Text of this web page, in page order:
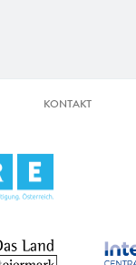
KONTAKT